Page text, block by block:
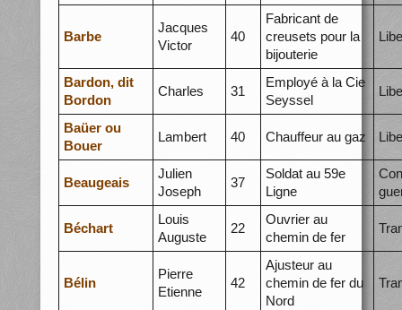
Barbe
Jacques
Victor
40
Fabricant de
creusets pour la
bijouterie
Bardon, dit
Bordon
Charles 31
Employé à la Cie
Seyssel
Baüer ou
Bouer
Lambert 40 Chauffeur au gaz
Beaugeais
Julien
Joseph
37
Soldat au 59e
Ligne
Béchart
Louis
Auguste
22
Ouvrier au
chemin de fer
Bélin
Pierre
Etienne
42
Ajusteur au
chemin de fer du
Nord